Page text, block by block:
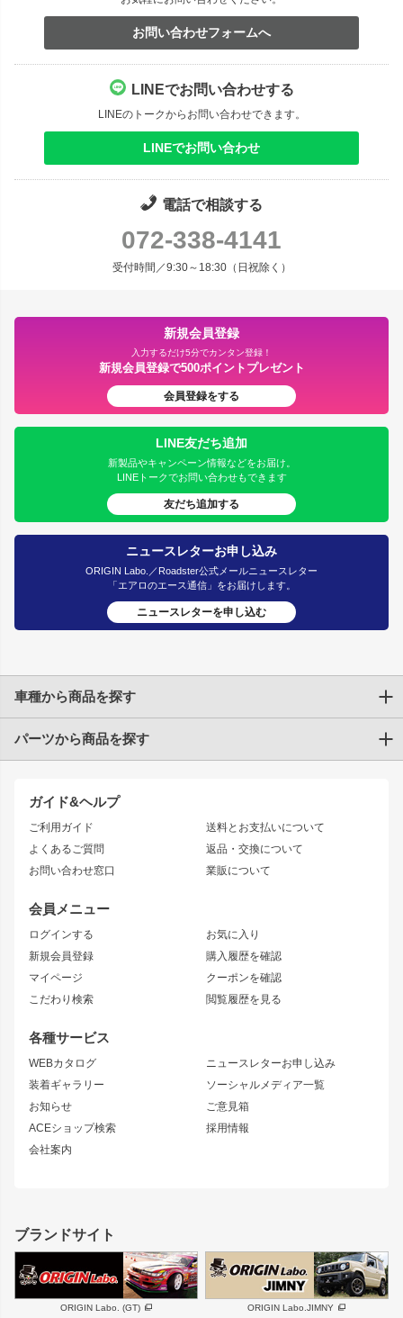
お問い合わせフォームへ
LINEでお問い合わせする
LINEのトークからお問い合わせできます。
LINEでお問い合わせ
電話で相談する
072-338-4141
受付時間／9:30～18:30（日祝除く）
新規会員登録
入力するだけ5分でカンタン登録！
新規会員登録で500ポイントプレゼント
会員登録をする
LINE友だち追加
新製品やキャンペーン情報などをお届け。
LINEトークでお問い合わせもできます
友だち追加する
ニュースレターお申し込み
ORIGIN Labo.／Roadster公式メールニュースレター
「エアロのエース通信」をお届けします。
ニュースレターを申し込む
ガイド&ヘルプ
ご利用ガイド
よくあるご質問
お問い合わせ窓口
送料とお支払いについて
返品・交換について
業販について
会員メニュー
ログインする
新規会員登録
マイページ
こだわり検索
お気に入り
購入履歴を確認
クーポンを確認
閲覧履歴を見る
各種サービス
WEBカタログ
装着ギャラリー
お知らせ
ACEショップ検索
会社案内
ニュースレターお申し込み
ソーシャルメディア一覧
ご意見箱
採用情報
車種から商品を探す
トヨタ
JZX90 CHASER
JZX110 MARK II
JZX100 MARK II
JZX90 MARK II
トレノ
マークX
アリスト
ソアラ
アルテッツァ
ニッサン
S15 シルビア
S14 シルビア 後期
S13 シルビア
180SX
シルエイティ
ワンビア
ローレル
セフィーロ
キャラバン
スズキ
GS350
SC
スバル 三菱
デリカ D:5
パーツから商品を探す
エアロシリーズ
ドリフトライン
風神
雷神
レーシングライン
アタックライン
ストリームライン
リアウイング
ジムニーパーツ
ホイール
MUD-S7
MUD-SR7
まつど家 鉄漢
ボンネット
フェンダー
サイドパーツ
リアゲート
メンテナンスパーツ
ハイエースパーツ
ブランドサイト
ORIGIN Labo. (GT) ORIGIN Labo.JIMNY